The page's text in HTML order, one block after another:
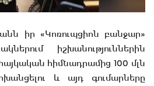
իր «Կոռուպցիոն բանջար»
իշխանություններին
հիմնադրամից 100 մլն
և այդ գումարները